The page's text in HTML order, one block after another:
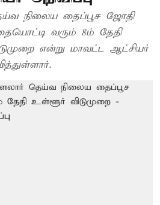
நிலைய தைப்பூச ஜோதி
வரும் 8ம் தேதி
என்று மாவட்ட ஆட்சியர்